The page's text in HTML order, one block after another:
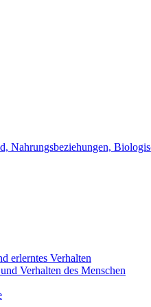
Nahrungsbeziehungen,
erlerntes Verhalten
Verhalten des Menschen